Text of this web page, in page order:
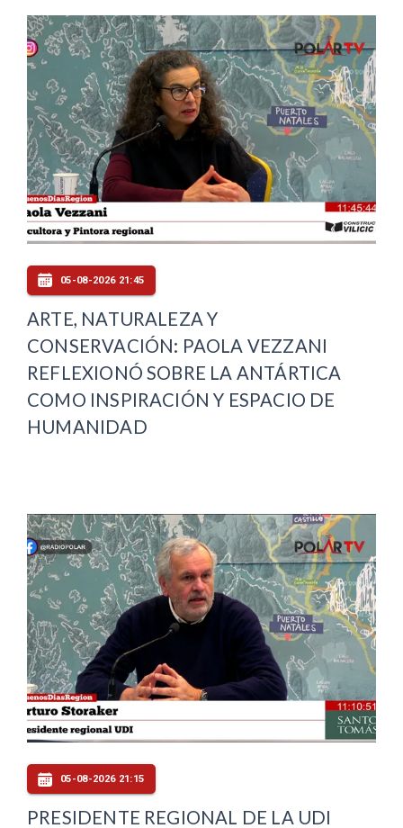
05-08-2026 21:45
ARTE, NATURALEZA Y
CONSERVACIÓN: PAOLA VEZZANI
REFLEXIONÓ SOBRE LA ANTÁRTICA
COMO INSPIRACIÓN Y ESPACIO DE
HUMANIDAD
05-08-2026 21:15
PRESIDENTE REGIONAL DE LA UDI